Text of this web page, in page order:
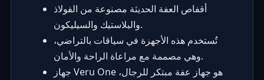
أقفاص العفة الحديثة مصنوعة من الفولاذ
والبلاستيك والسيليكون.
تُستخدم هذه الأجهزة في سياقات بالتراضي،
وهي مصممة مع مراعاة الراحة والأمان.
جهاز Veru One هو جهاز عفة مبتكر للرجال،